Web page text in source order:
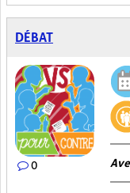
DÉBAT
0